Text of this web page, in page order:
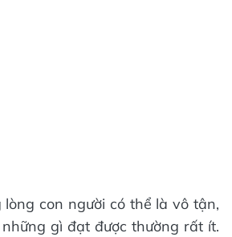
con người có thể là vô tận,
gì đạt được thường rất ít.